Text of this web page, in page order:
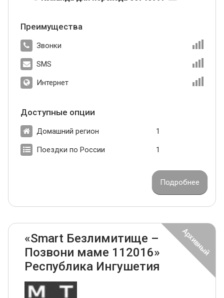
Преимущества
Звонки
SMS
Интернет
Доступные опции
Домашний регион 1
Поездки по России 1
Подробнее
«Smart Безлимитище –
Позвони маме 112016»
Республика Ингушетия